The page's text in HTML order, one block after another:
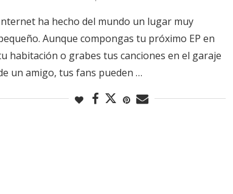
ha hecho del mundo un lugar muy
Aunque compongas tu próximo EP en
habitación o grabes tus canciones en el garaje
un amigo, tus fans pueden …